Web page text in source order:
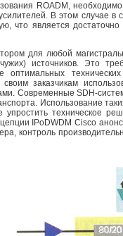
ROADM,
В этом случае
что является
для любой
источников. Это
оптимальных
своим заказчикам
Современные SDH-
Использование
упростить техническое
IPoDWDM Cisco
контроль